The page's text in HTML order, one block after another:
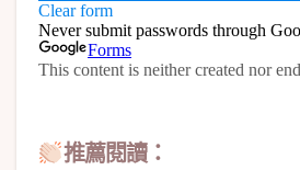
推薦閱讀：